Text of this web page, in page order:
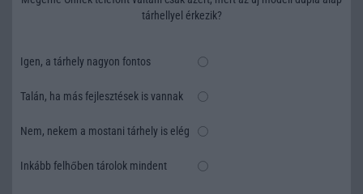
tárhellyel érkezik?
Igen, a tárhely nagyon fontos
Talán, ha más fejlesztések is vannak
Nem, nekem a mostani tárhely is elég
Inkább felhőben tárolok mindent